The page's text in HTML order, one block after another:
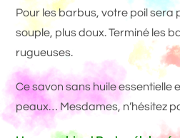
Pour les barbus, votre poil sera
souple, plus doux. Terminé les
rugueuses.
Ce savon sans huile essentielle
peaux… Mesdames, n’hésitez